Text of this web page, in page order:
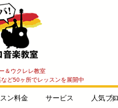
＆ウクレレ教室
ど50ヶ所でレッスンを展開中
スン料金 サービス 人気ブ